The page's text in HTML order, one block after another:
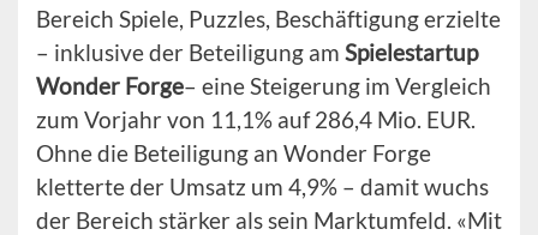
Bereich Spiele, Puzzles, Beschäftigung erzielte
– inklusive der Beteiligung am Spielestartup
Wonder Forge– eine Steigerung im Vergleich
zum Vorjahr von 11,1% auf 286,4 Mio. EUR.
Ohne die Beteiligung an Wonder Forge
kletterte der Umsatz um 4,9% – damit wuchs
der Bereich stärker als sein Marktumfeld. «Mit